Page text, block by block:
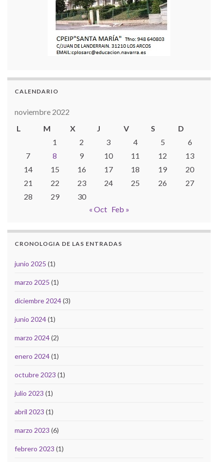
CALENDARIO
noviembre 2022
L
M X J V S
D
1
2 3 4 5
6
7
8 9 10 11 12
13
14
15 16 17 18 19
20
21
22 23 24 25 26
27
28
29
30
« Oct Feb »
CRONOLOGIA DE LAS ENTRADAS
junio 2025 (1)
marzo 2025 (1)
diciembre 2024(3)
junio 2024(1)
marzo 2024(2)
enero 2024(1)
octubre 2023 (1)
julio 2023 (1)
abril 2023 (1)
marzo 2023 (6)
febrero 2023 (1)